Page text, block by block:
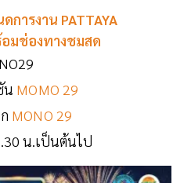
การงาน PATTAYA
อมช่องทางชมสด
น MOMO 29
MONO 29
น.เป็นต้นไป